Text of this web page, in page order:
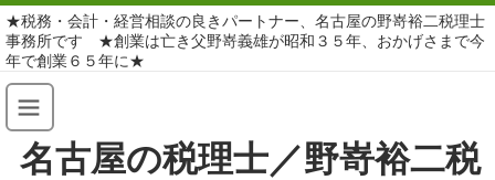
★税務・会計・経営相談の良きパートナー、名古屋の野嵜裕二税理士
事務所です ★創業は亡き父野嵜義雄が昭和３５年、おかげさまで今
年で創業６５年に★
名古屋の税理士／野嵜裕二税